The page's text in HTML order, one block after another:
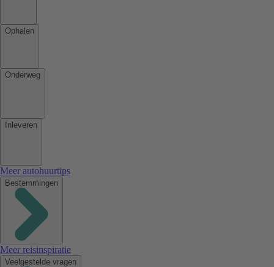
Ophalen
Onderweg
Inleveren
Meer autohuurtips
Bestemmingen
Meer reisinspiratie
Veelgestelde vragen